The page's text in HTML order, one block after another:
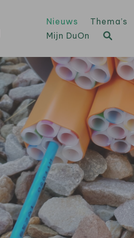
Nieuws Thema’s
Mijn DuOn